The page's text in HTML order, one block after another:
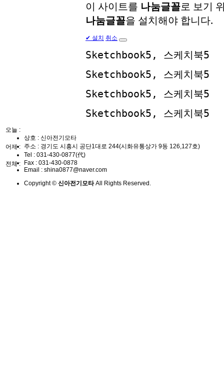
오늘 :
어제 :
전체 :
이 사이트를 나눔글꼴로 보기
나눔글꼴을 설치해야 합니다.
✔ 설치 취소
Sketchbook5, 스케치북5
Sketchbook5, 스케치북5
Sketchbook5, 스케치북5
Sketchbook5, 스케치북5
상호 : 신아전기모타
주소 : 경기도 시흥시 공단1대로 244(시화유통상가 9동 126,127호)
Tel : 031-430-0877(代)
Fax : 031-430-0878
Email : shina0877@naver.com
Copyright © 신아전기모타All Rights Reserved.